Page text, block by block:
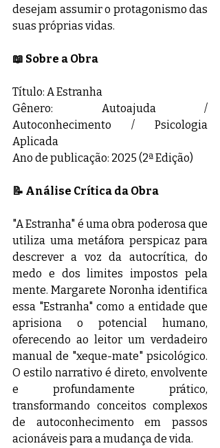
desejam assumir o protagonismo das
suas próprias vidas.
📖 Sobre a Obra
Título: A Estranha
Gênero: Autoajuda /
Autoconhecimento / Psicologia
Aplicada
Ano de publicação: 2025 (2ª Edição)
📝 Análise Crítica da Obra
"A Estranha" é uma obra poderosa que
utiliza uma metáfora perspicaz para
descrever a voz da autocrítica, do
medo e dos limites impostos pela
mente. Margarete Noronha identifica
essa "Estranha" como a entidade que
aprisiona o potencial humano,
oferecendo ao leitor um verdadeiro
manual de "xeque-mate" psicológico.
O estilo narrativo é direto, envolvente
e profundamente prático,
transformando conceitos complexos
de autoconhecimento em passos
acionáveis para a mudança de vida.